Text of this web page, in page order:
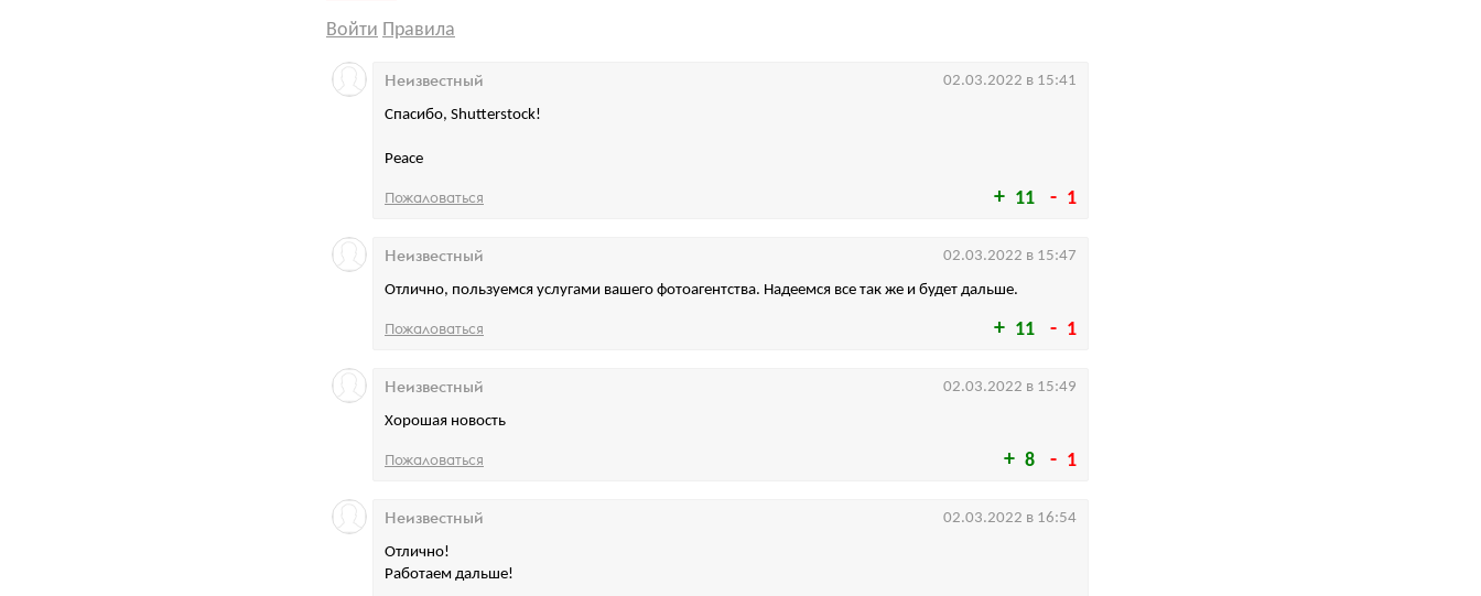
Войти Правила
11 1
Спасибо, Shutterstock!
Peace
Неизвестный 02.03.2022 в 15:41
Пожаловаться
11 1
Отлично, пользуемся услугами вашего фотоагентства. Надеемся все так же и будет дальше.
Неизвестный 02.03.2022 в 15:47
Пожаловаться
8 1
Хорошая новость
Неизвестный 02.03.2022 в 15:49
Пожаловаться
Отлично!
Работаем дальше!
Неизвестный 02.03.2022 в 16:54